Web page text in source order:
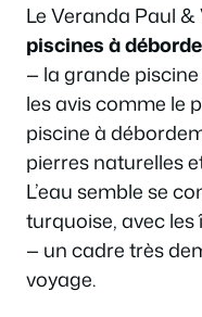
Le Veranda Paul
piscines à
— la grande
les avis comme le
piscine à
pierres naturelles
L’eau semble se
turquoise, avec
— un cadre très
voyage.